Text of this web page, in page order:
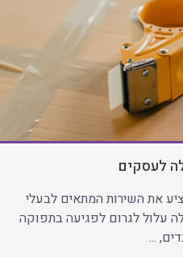
לעסקים
את השירות המתאים לבעלי
עלול לגרום לפגיעה בתפוקה
...